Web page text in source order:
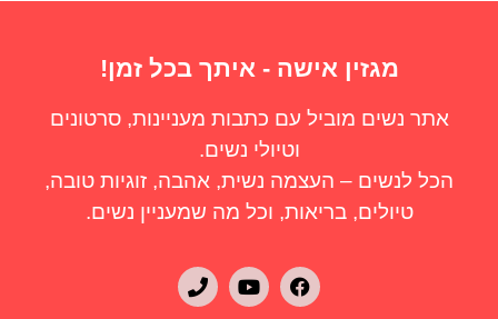
מגזין אישה - איתך בכל זמן!
אתר נשים מוביל עם כתבות מעניינות, סרטונים
וטיולי נשים.
הכל לנשים – העצמה נשית, אהבה, זוגיות טובה,
טיולים, בריאות, וכל מה שמעניין נשים.